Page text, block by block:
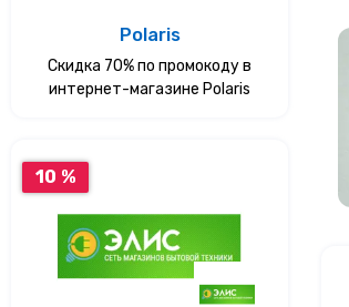
Polaris
Скидка 70% по промокоду в
интернет-магазине Polaris
10 %